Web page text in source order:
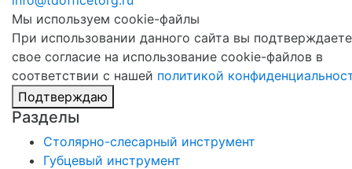
Мы используем cookie-файлы
При использовании данного сайта вы подтверждаете
свое согласие на использование cookie-файлов в
соответствии с нашей политикой
Подтверждаю
Разделы
Столярно-слесарный инструмент
Губцевый инструмент